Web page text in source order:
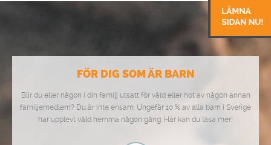
FÖR DIG SOM ÄR BARN
Blir du eller någon i din familj utsatt för våld eller hot av någon annan
familjemedlem? Du är inte ensam. Ungefär 10 % av alla barn i Sverige
har upplevt våld hemma någon gång. Här kan du läsa mer!